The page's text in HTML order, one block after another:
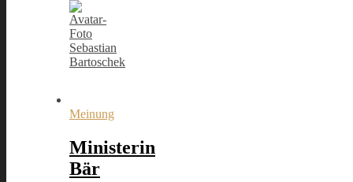
Sebastian
Bartoschek
Meinung
Ministerin
Bär